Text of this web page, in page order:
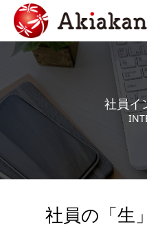
社員イ
社員の「生